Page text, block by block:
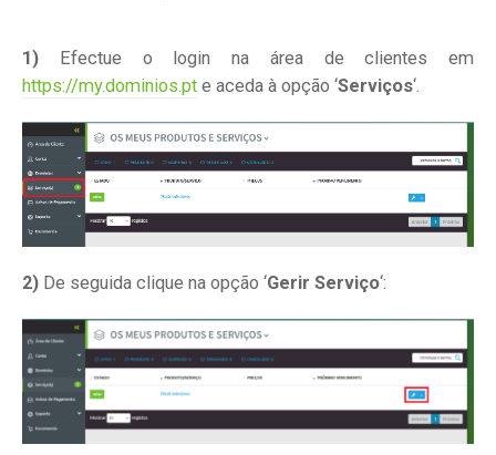
1) Efectue o login na área de clientes em
https://my.dominios.pt e aceda à opção ‘Serviços‘.
2) De seguida clique na opção ‘Gerir Serviço‘: